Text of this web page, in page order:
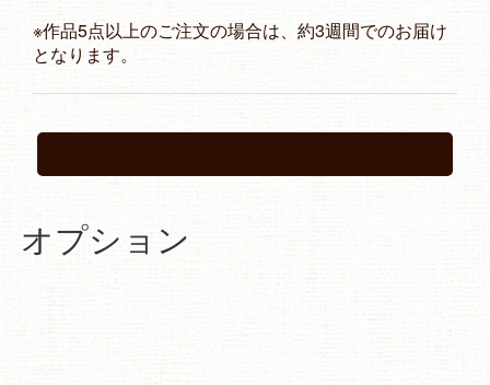
※作品5点以上のご注文の場合は、約3週間でのお届け
となります。
オプション